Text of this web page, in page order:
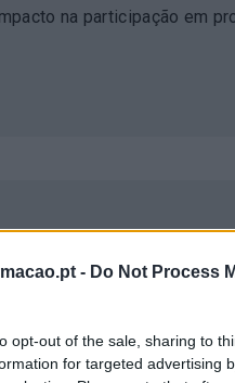
- Do Not Process
opt-out of the sale, sharing to
for targeted advertising
na participação em